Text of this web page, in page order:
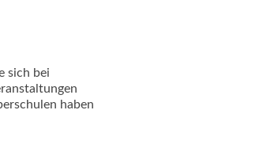
sich bei
haben